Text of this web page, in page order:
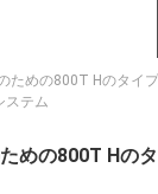
ための800T Hのタイ
ステム
めの800T Hの